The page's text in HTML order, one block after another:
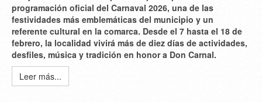
programación oficial del Carnaval 2026, una de las
festividades más emblemáticas del municipio y un
referente cultural en la comarca. Desde el 7 hasta el 18 de
febrero, la localidad vivirá más de diez días de actividades,
desfiles, música y tradición en honor a Don Carnal.
Leer más...